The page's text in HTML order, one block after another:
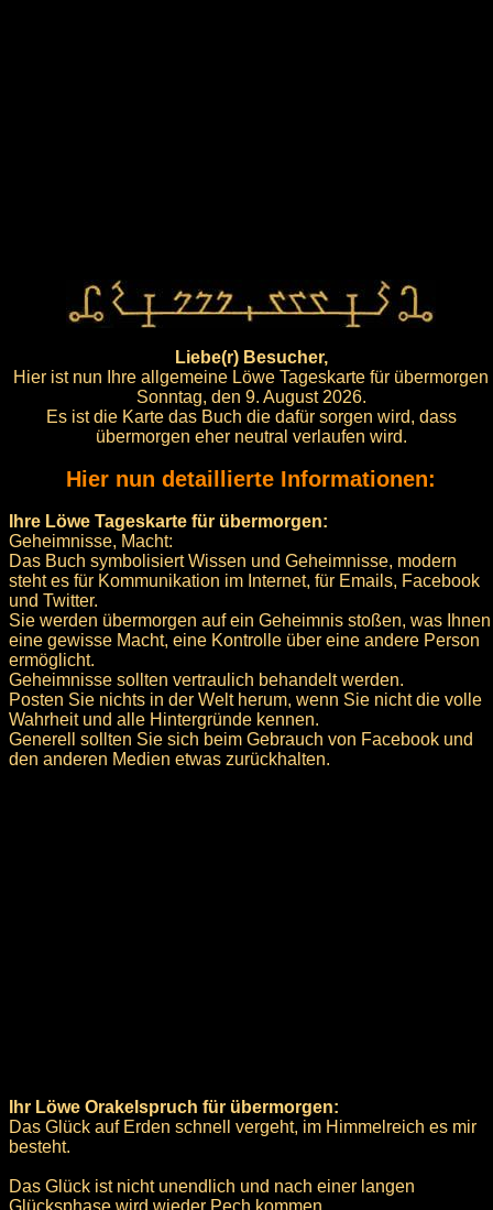
Liebe(r) Besucher,
Hier ist nun Ihre allgemeine Löwe Tageskarte für übermorgen
Sonntag, den 9. August 2026.
Es ist die Karte das Buch die dafür sorgen wird, dass
übermorgen eher neutral verlaufen wird.
Hier nun detaillierte Informationen:
Ihre Löwe Tageskarte für übermorgen:
Geheimnisse, Macht:
Das Buch symbolisiert Wissen und Geheimnisse, modern
steht es für Kommunikation im Internet, für Emails, Facebook
und Twitter.
Sie werden übermorgen auf ein Geheimnis stoßen, was Ihnen
eine gewisse Macht, eine Kontrolle über eine andere Person
ermöglicht.
Geheimnisse sollten vertraulich behandelt werden.
Posten Sie nichts in der Welt herum, wenn Sie nicht die volle
Wahrheit und alle Hintergründe kennen.
Generell sollten Sie sich beim Gebrauch von Facebook und
den anderen Medien etwas zurückhalten.
Ihr Löwe Orakelspruch für übermorgen:
Das Glück auf Erden schnell vergeht, im Himmelreich es mir
besteht.
Das Glück ist nicht unendlich und nach einer langen
Glücksphase wird wieder Pech kommen.